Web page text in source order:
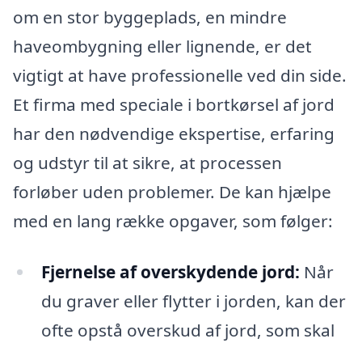
om en stor byggeplads, en mindre
haveombygning eller lignende, er det
vigtigt at have professionelle ved din side.
Et firma med speciale i bortkørsel af jord
har den nødvendige ekspertise, erfaring
og udstyr til at sikre, at processen
forløber uden problemer. De kan hjælpe
med en lang række opgaver, som følger:
Fjernelse af overskydende jord: Når
du graver eller flytter i jorden, kan der
ofte opstå overskud af jord, som skal